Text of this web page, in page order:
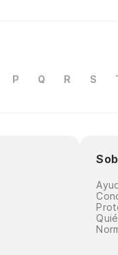
P Q R S